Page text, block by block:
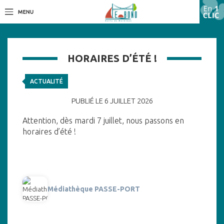
HORAIRES D’ÉTÉ !
ACTUALITÉ
PUBLIÉ LE 6 JUILLET 2026
Attention, dès mardi 7 juillet, nous passons en
horaires d’été !
Médiathèque PASSE-PORT